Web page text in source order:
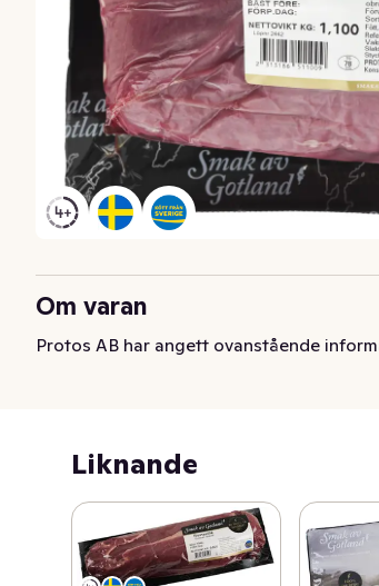
Om varan
Protos AB har angett ovanstående
Liknande